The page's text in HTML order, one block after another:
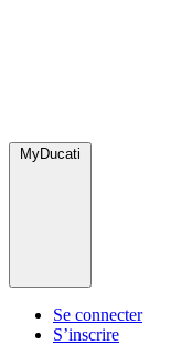
MyDucati
Se connecter
S’inscrire